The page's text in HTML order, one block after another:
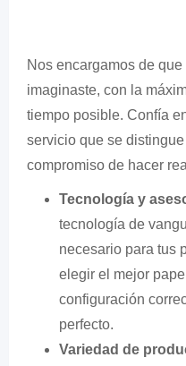
Nos encargamos de
imaginaste, con la
tiempo posible. Confía
servicio que se
compromiso de hacer
Tecnología y
tecnología de
necesario para tus
elegir el mejor
configuración
perfecto.
Variedad de